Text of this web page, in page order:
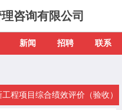
咨询有限公司
新闻 招聘 联系
程项目综合绩效评价（验收）